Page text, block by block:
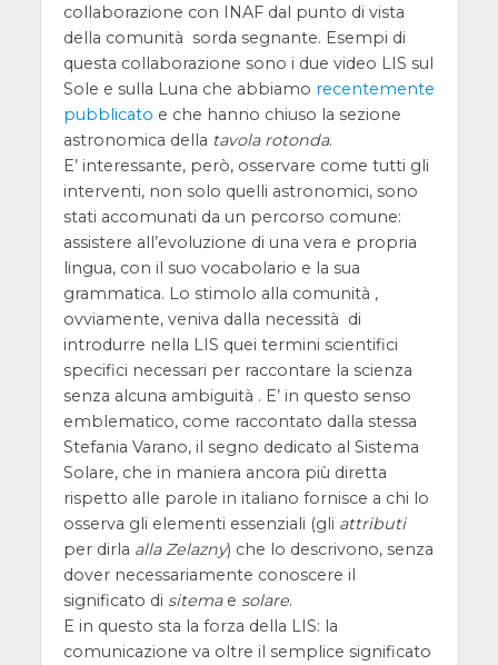
collaborazione con INAF dal punto di vista
della comunità sorda segnante. Esempi di
questa collaborazione sono i due video LIS sul
Sole e sulla Luna che abbiamo recentemente
pubblicato e che hanno chiuso la sezione
astronomica della tavola rotonda.
E’ interessante, però, osservare come tutti gli
interventi, non solo quelli astronomici, sono
stati accomunati da un percorso comune:
assistere all’evoluzione di una vera e propria
lingua, con il suo vocabolario e la sua
grammatica. Lo stimolo alla comunità ,
ovviamente, veniva dalla necessità di
introdurre nella LIS quei termini scientifici
specifici necessari per raccontare la scienza
senza alcuna ambiguità . E’ in questo senso
emblematico, come raccontato dalla stessa
Stefania Varano, il segno dedicato al Sistema
Solare, che in maniera ancora più diretta
rispetto alle parole in italiano fornisce a chi lo
osserva gli elementi essenziali (gli attributi
per dirla alla Zelazny) che lo descrivono, senza
dover necessariamente conoscere il
significato di sitemae solare.
E in questo sta la forza della LIS: la
comunicazione va oltre il semplice significato